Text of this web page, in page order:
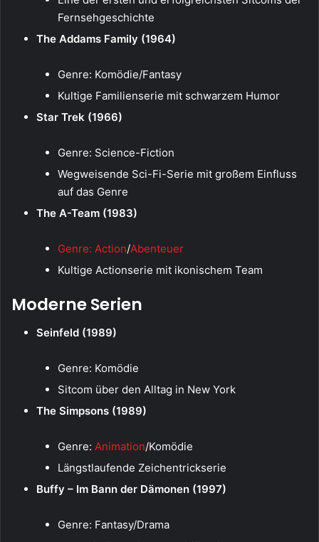
Fernsehgeschichte
The Addams Family (1964)
Genre: Komödie/Fantasy
Kultige Familienserie mit schwarzem Humor
Star Trek (1966)
Genre: Science-Fiction
Wegweisende Sci-Fi-Serie mit großem Einfluss
auf das Genre
The A-Team (1983)
Genre: Action/Abenteuer
Kultige Actionserie mit ikonischem Team
Moderne Serien
Seinfeld (1989)
Genre: Komödie
Sitcom über den Alltag in New York
The Simpsons (1989)
Genre: Animation/Komödie
Längstlaufende Zeichentrickserie
Buffy – Im Bann der Dämonen (1997)
Genre: Fantasy/Drama